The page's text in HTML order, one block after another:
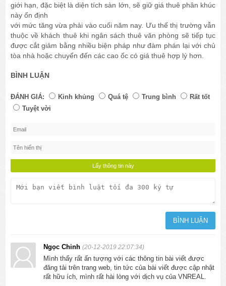
giới hạn, đặc biệt là diện tích sàn lớn, sẽ giữ giá thuê phân khúc
này ổn định
với mức tăng vừa phải vào cuối năm nay. Ưu thế thị trường vẫn
thuộc về khách thuê khi ngân sách thuê văn phòng sẽ tiếp tục
được cắt giảm bằng nhiều biện pháp như đàm phán lại với chủ
tòa nhà hoặc chuyển đến các cao ốc có giá thuê hợp lý hơn.
BÌNH LUẬN
ĐÁNH GIÁ: Kinh khủng Quá tệ Trung bình
Rất tốt
Tuyệt vời
Ngọc Chinh(20-12-2019 22:07:34)
Mình thấy rất ấn tượng với các thông tin bài viết được
đăng tải trên trang web, tin tức của bài viết được cập nhật
rất hữu ích, mình rất hài lòng với dịch vụ của VNREAL.